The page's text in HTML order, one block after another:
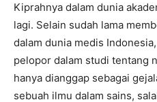
Kiprahnya dalam dunia
lagi. Selain sudah lama
dalam dunia medis
pelopor dalam studi tentang
hanya dianggap sebagai
sebuah ilmu dalam sains,